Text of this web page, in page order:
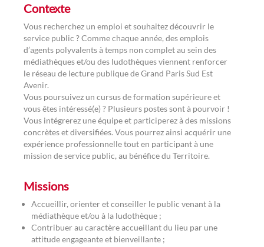
Contexte
Vous recherchez un emploi et souhaitez découvrir le
service public ? Comme chaque année, des emplois
d’agents polyvalents à temps non complet au sein des
médiathèques et/ou des ludothèques viennent renforcer
le réseau de lecture publique de Grand Paris Sud Est
Avenir.
Vous poursuivez un cursus de formation supérieure et
vous êtes intéressé(e) ? Plusieurs postes sont à pourvoir !
Vous intégrerez une équipe et participerez à des missions
concrètes et diversifiées. Vous pourrez ainsi acquérir une
expérience professionnelle tout en participant à une
mission de service public, au bénéfice du Territoire.
Missions
Accueillir, orienter et conseiller le public venant à la
médiathèque et/ou à la ludothèque ;
Contribuer au caractère accueillant du lieu par une
attitude engageante et bienveillante ;